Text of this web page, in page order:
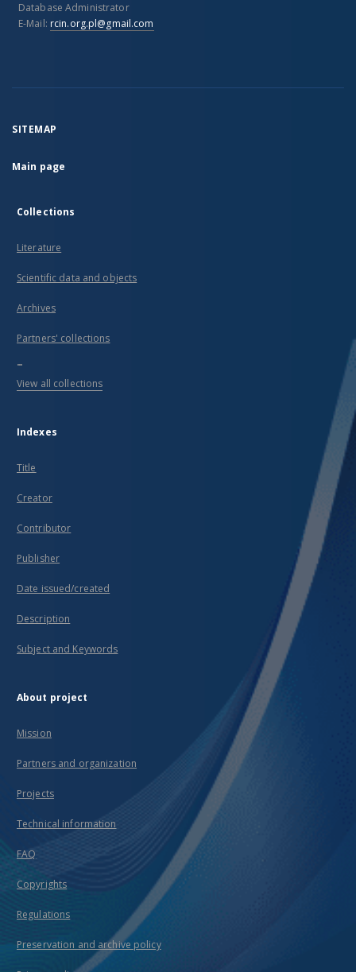
Database Administrator
E-Mail: rcin.org.pl@gmail.com
SITEMAP
Main page
Collections
Literature
Scientific data and objects
Archives
Partners' collections
...
View all collections
Indexes
Title
Creator
Contributor
Publisher
Date issued/created
Description
Subject and Keywords
About project
Mission
Partners and organization
Projects
Technical information
FAQ
Copyrights
Regulations
Preservation and archive policy